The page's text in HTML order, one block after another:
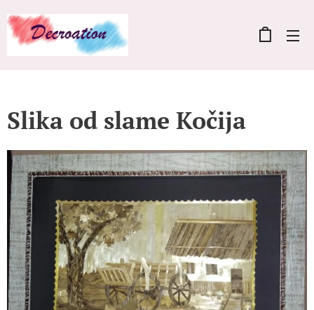
Slika od slame Kočija